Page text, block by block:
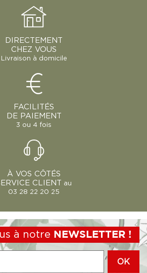
DIRECTEMENT
CHEZ VOUS
Livraison à domicile
FACILITÉS
DE PAIEMENT
3 ou 4 fois
À VOS CÔTÉS
CLIENT
au
03 28 22 20 25
à notre NEWSLETTER !